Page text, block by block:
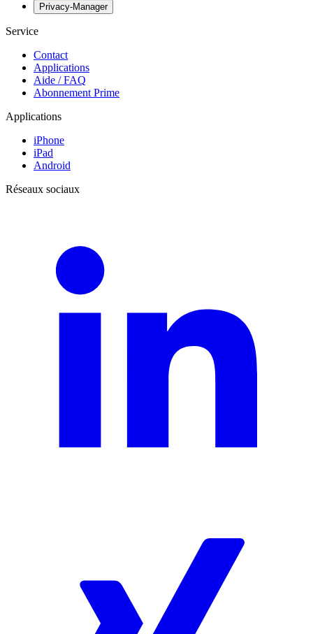
Privacy-Manager
Service
Contact
Applications
Aide / FAQ
Abonnement Prime
Applications
iPhone
iPad
Android
Réseaux sociaux